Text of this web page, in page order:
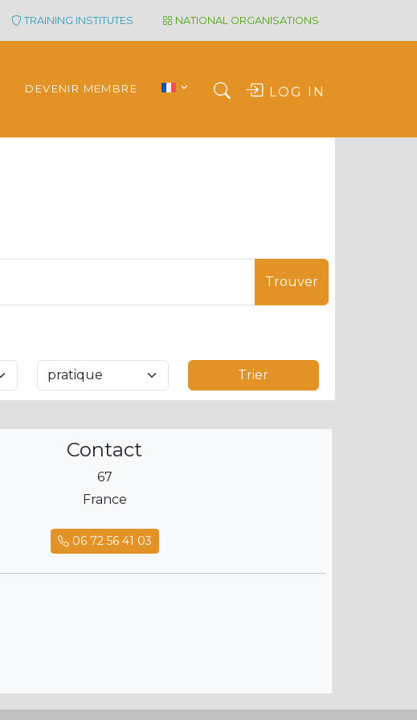
TRAINING INSTITUTES NATIONAL ORGANISATIONS
DEVENIR MEMBRE LOG IN
Trouver
Trier
Contact
67
France
06 72 56 41 03